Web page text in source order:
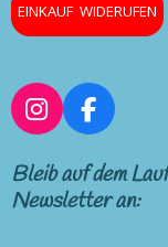
EINKAUF WIDERUFEN
I
n
s
t
a
F
a
c
e
b
Bleib auf dem
Newsletter an: